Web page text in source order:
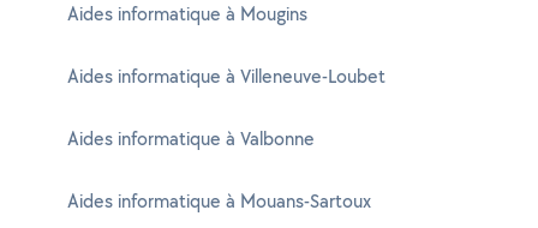
Aides informatique à Mougins
Aides informatique à Villeneuve-Loubet
Aides informatique à Valbonne
Aides informatique à Mouans-Sartoux